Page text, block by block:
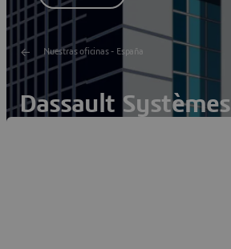
Nuestras oficinas - España
Dassault Systèmes